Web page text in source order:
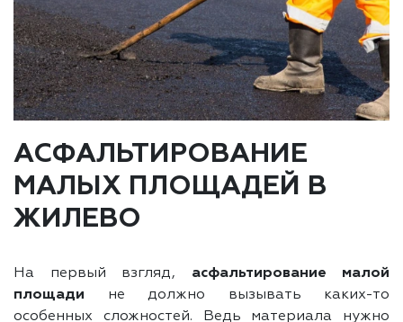
АСФАЛЬТИРОВАНИЕ
МАЛЫХ ПЛОЩАДЕЙ В
ЖИЛЕВО
На первый взгляд, асфальтирование малой
площади не должно вызывать каких-то
особенных сложностей. Ведь материала нужно